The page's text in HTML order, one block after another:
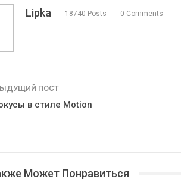
Lipka 18740 Posts 0 Comments
ПОСТ
в стиле Motion
Может Понравиться